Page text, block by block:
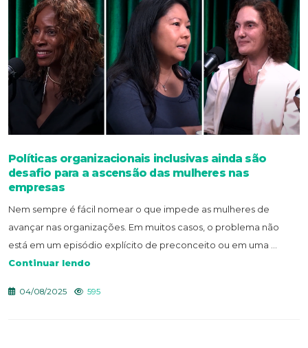
Políticas organizacionais inclusivas ainda são
desafio para a ascensão das mulheres nas
empresas
Nem sempre é fácil nomear o que impede as mulheres de
avançar nas organizações. Em muitos casos, o problema não
está em um episódio explícito de preconceito ou em uma ...
Continuar lendo
04/08/2025 595